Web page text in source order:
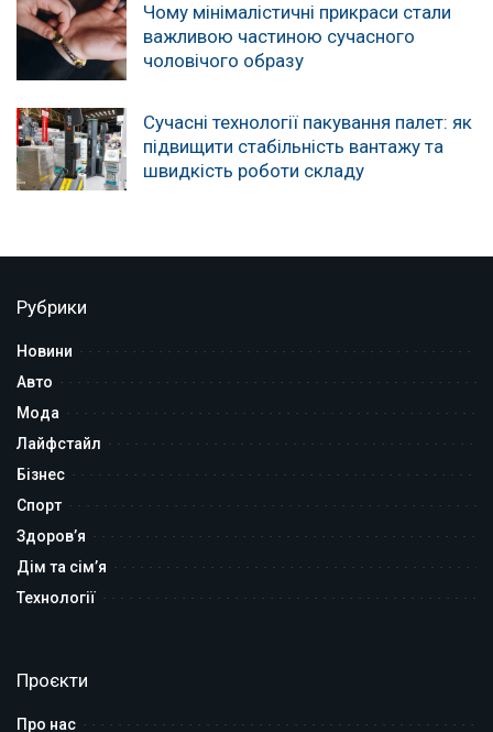
Чому мінімалістичні прикраси стали
важливою частиною сучасного
чоловічого образу
Сучасні технології пакування палет: як
підвищити стабільність вантажу та
швидкість роботи складу
Рубрики
Новини
Авто
Мода
Лайфстайл
Бізнес
Спорт
Здоров’я
Дім та сім’я
Технології
Проєкти
Про нас